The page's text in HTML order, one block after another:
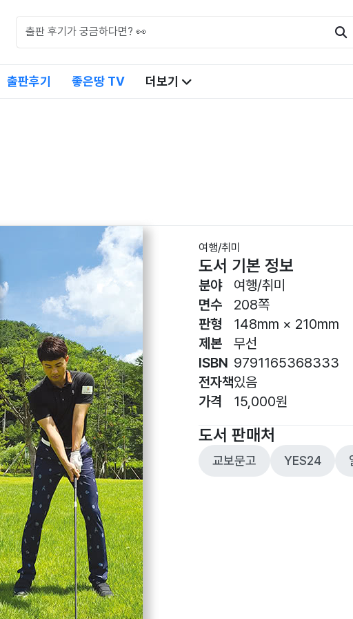
출판후기 좋은땅 TV 더보기
여행/취미
도서 기본 정보
분야
면수
판형
제본
ISBN
전자책
가격
여행/취미
208쪽
148mm × 210mm
무선
9791165368333
있음
15,000원
도서 판매처
교보문고 YES24